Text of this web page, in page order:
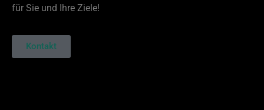
für Sie und Ihre Ziele!
Kontakt